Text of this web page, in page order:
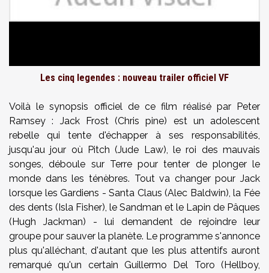
Les cinq legendes : nouveau trailer officiel VF
Voilà le synopsis officiel de ce film réalisé par Peter
Ramsey : Jack Frost (Chris pine) est un adolescent
rebelle qui tente d'échapper à ses responsabilités,
jusqu'au jour où Pitch (Jude Law), le roi des mauvais
songes, déboule sur Terre pour tenter de plonger le
monde dans les ténèbres. Tout va changer pour Jack
lorsque les Gardiens - Santa Claus (Alec Baldwin), la Fée
des dents (Isla Fisher), le Sandman et le Lapin de Pâques
(Hugh Jackman) - lui demandent de rejoindre leur
groupe pour sauver la planète. Le programme s'annonce
plus qu'alléchant, d'autant que les plus attentifs auront
remarqué qu'un certain Guillermo Del Toro (Hellboy,